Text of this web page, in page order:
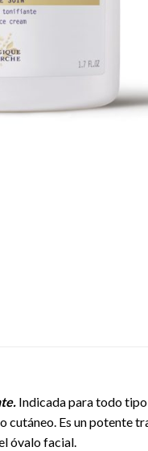
Indicada para todo
cutáneo. Es un potente
óvalo facial.